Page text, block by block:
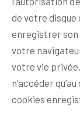
de votre disque
enregistrer
votre
votre vie
n’accéder
cookies